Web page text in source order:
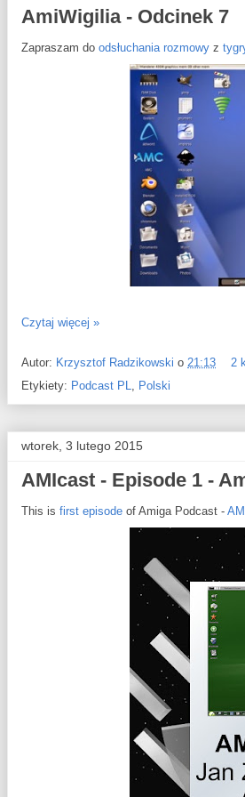
AmiWigilia - Odcinek 7
Zapraszam do odsłuchania rozmowy z
Czytaj więcej »
Autor: Krzysztof Radzikowski o 21:13
2
Etykiety: Podcast PL, Polski
wtorek, 3 lutego 2015
AMIcast - Episode 1 -
This is first episode of Amiga Podcast -